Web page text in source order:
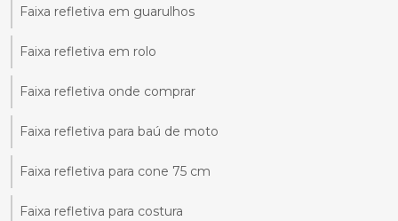
Faixa refletiva em guarulhos
Faixa refletiva em rolo
Faixa refletiva onde comprar
Faixa refletiva para baú de moto
Faixa refletiva para cone 75 cm
Faixa refletiva para costura